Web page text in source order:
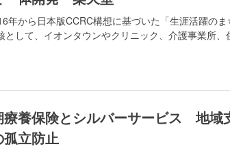
年から日本版CCRC構想に基づいた「生涯活躍のま
して、イオンタウンやクリニック、介護事業所、
療養保険とシルバーサービス 地域
立防止